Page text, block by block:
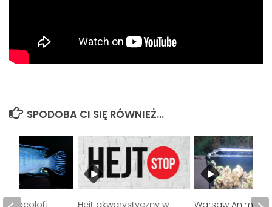
SPODOBA CI SIĘ RÓWNIEŻ...
Hejt akwarystyczny w
Warsaw Animals
socolofi